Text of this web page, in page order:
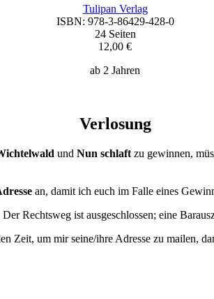
Tulipan Verlag
ISBN: 978-3-86429-428-0
24 Seiten
12,00 €
ab 2 Jahren
Verlosung
und Nun schlaft zu gewinnen,
an, damit ich euch im Falle eines
Der Rechtsweg ist ausgeschlossen; eine
um mir seine/ihre Adresse zu mailen,